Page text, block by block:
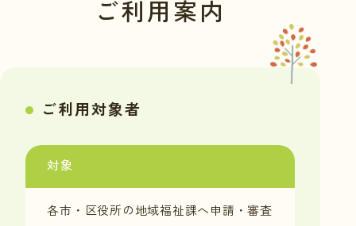
ご利用案内
ご利用対象者
対象
各市・区役所の地域福祉課へ申請・審査